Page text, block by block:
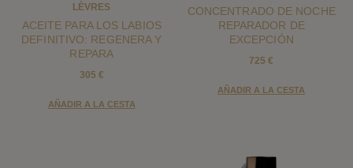
LÈVRES
ACEITE PARA LOS LABIOS
DEFINITIVO: REGENERA Y
REPARA
305 €
AÑADIR A LA CESTA
CONCENTRADO DE NOCHE
REPARADOR DE
EXCEPCIÓN
725 €
AÑADIR A LA CESTA